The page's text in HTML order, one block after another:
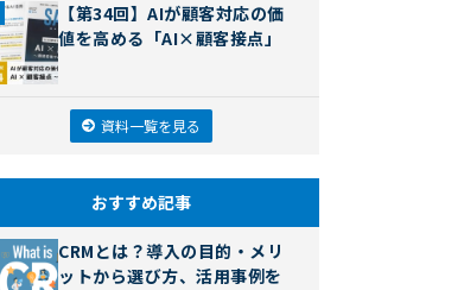
【第34回】AIが顧客対応の価
値を高める「AI×顧客接点」
資料一覧を見る
おすすめ記事
CRMとは？導入の目的・メリ
ットから選び方、活用事例を